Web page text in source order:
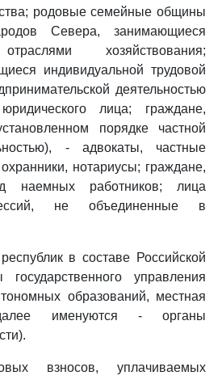
родовые семейные общины
Севера, занимающиеся
хозяйствования;
индивидуальной трудовой
деятельностью
лица; граждане,
порядке частной
- адвокаты, частные
нотариусы; граждане,
наемных работников; лица
не объединенные в
в составе Российской
управления
образований, местная
именуются - органы
взносов, уплачиваемых